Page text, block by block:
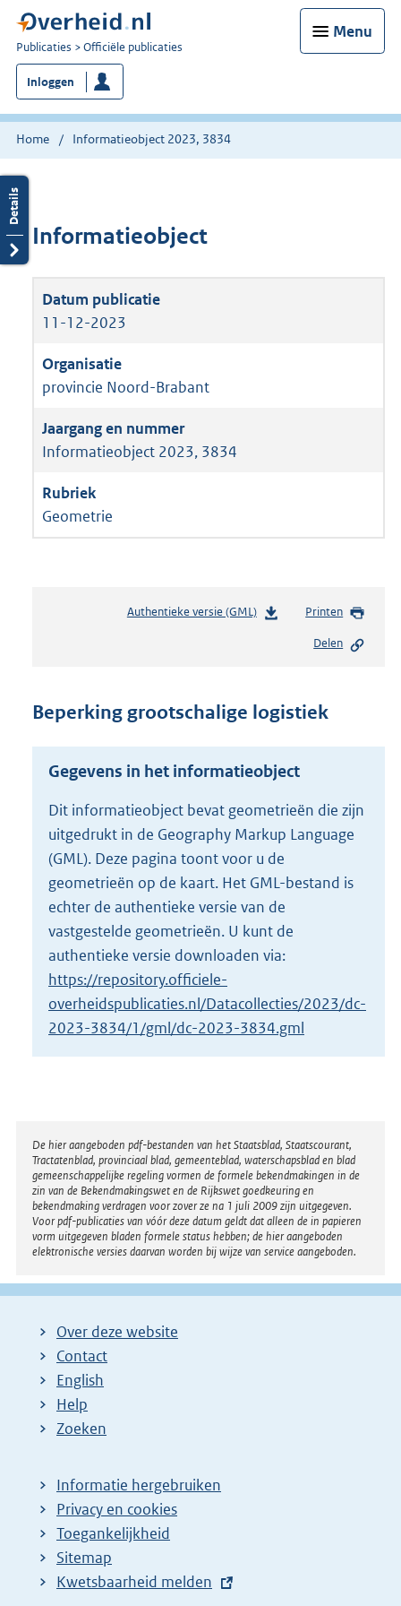
Menu
U
bent
nu
hier:
Publicaties Officiële publicaties
Inloggen
Home Informatieobject 2023, 3834
Informatieobject
11-12-2023
provincie Noord-Brabant
Informatieobject 2023, 3834
Geometrie
Authentieke versie (GML)b
n
s
r
o
t
t
e
2
3
K
Printen
Delen
Beperking grootschalige logistiek
Gegevens in het informatieobject
Dit informatieobject bevat geometrieën die zijn
uitgedrukt in de Geography Markup Language
(GML). Deze pagina toont voor u de
geometrieën op de kaart. Het GML-bestand is
echter de authentieke versie van de
vastgestelde geometrieën. U kunt de
authentieke versie downloaden via:
https://repository.officiele-
overheidspublicaties.nl/Datacollecties/2023/dc-
2023-3834/1/gml/dc-2023-3834.gml
Disclaimer
De hier aangeboden pdf-bestanden van het Staatsblad, Staatscourant,
Tractatenblad, provinciaal blad, gemeenteblad, waterschapsblad en blad
gemeenschappelijke regeling vormen de formele bekendmakingen in de
zin van de Bekendmakingswet en de Rijkswet goedkeuring en
bekendmaking verdragen voor zover ze na 1 juli 2009 zijn uitgegeven.
Voor pdf-publicaties van vóór deze datum geldt dat alleen de in papieren
vorm uitgegeven bladen formele status hebben; de hier aangeboden
elektronische versies daarvan worden bij wijze van service aangeboden.
Over deze website
Contact
English
Help
Zoeken
Informatie hergebruiken
Privacy en cookies
Toegankelijkheid
Sitemap
E
Kwetsbaarheid melden